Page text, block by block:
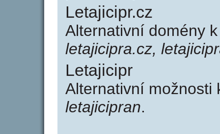
Letajicipr.cz
Alternativní domény
letajicipra.cz,
Letajicipr
Alternativní
letajicipran.